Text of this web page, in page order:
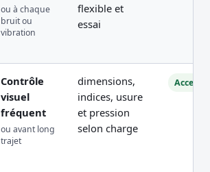
ou à chaque
bruit ou
vibration
flexible et
essai
Contrôle
visuel
fréquent
ou avant long
trajet
dimensions,
indices, usure
et pression
selon charge